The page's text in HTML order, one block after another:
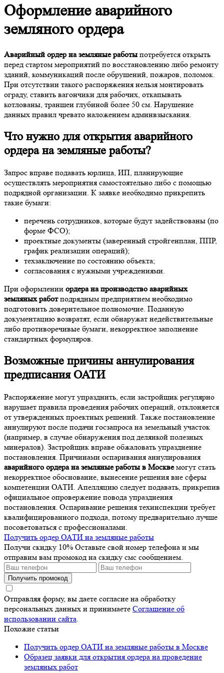
Оформление аварийного
земляного ордера
Аварийный ордер на земляные работы потребуется открыть
перед стартом мероприятий по восстановлению либо ремонту
зданий, коммуникаций после обрушений, пожаров, поломок.
При отсутствии такого распоряжения нельзя монтировать
ограду, ставить вагончики для рабочих, откапывать
котлованы, траншеи глубиной более 50 см. Нарушение
данных правил чревато наложением админвзыскания.
Что нужно дляоткрытия аварийного
ордера на земляные работы?
Запрос вправе подавать юрлица, ИП, планирующие
осуществлять мероприятия самостоятельно либо с помощью
подрядной организации. К заявке необходимо прикрепить
такие бумаги:
перечень сотрудников, которые будут задействованы (по
форме ФСО);
проектные документы (заверенный стройгенплан, ППР,
график реализации операций);
техзаключение по состоянию объекта;
согласования с нужными учреждениями.
При оформлении ордера на производство аварийных
земляных работподрядным предприятием необходимо
подготовить доверительное полномочие. Поданную
документацию возвратят, если обнаружат недействительные
либо противоречивые бумаги, некорректное заполнение
стандартных формуляров.
Возможные причины аннулирования
предписания ОАТИ
Распоряжение могут упразднить, если застройщик регулярно
нарушает правила проведения рабочих операций, отклоняется
от утвержденных проектных решений. Также постановление
аннулируют после подачи госзапроса на земельный участок
(например, в случае обнаружения под делянкой полезных
минералов). Застройщик вправе обжаловать упразднение
постановления. Причинами оспаривания аннулирования
аварийного ордера на земляные работы в Москвемогут стать
некорректное обоснование, вынесение решения вне сферы
компетенции ОАТИ. Апелляцию следует подавать, прикрепив
официальное опровержение повода упразднения
постановления. Оспаривание решения техинспекции требует
квалифицированного подхода, потому предварительно лучше
посоветоваться с профессионалами.
Получить ордер ОАТИ на земляные работы
Получи скидку 10% Оставьте свой номер телефона и мы
отправим вам промокод на скидку смс сообщением.
Получить промокод
Отправляя форму, вы даете согласие на обработку
персональных данных и принимаете Соглашение об
использовании сайта
Похожие статьи
Получить ордер ОАТИ на земляные работы в Москве
Образец заявки для открытия ордера на проведение
земляных работ